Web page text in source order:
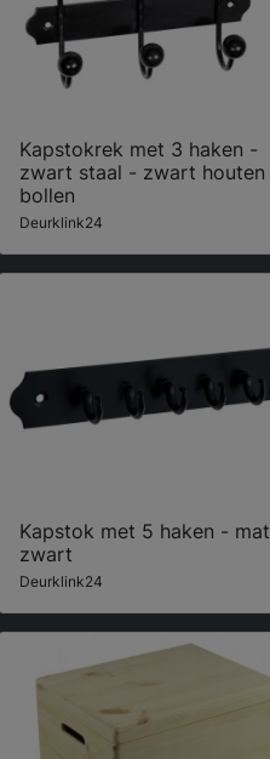
Kapstokrek met 3 haken -
zwart staal - zwart houten
bollen
Deurklink24
Kapstok met 5 haken - mat
zwart
Deurklink24